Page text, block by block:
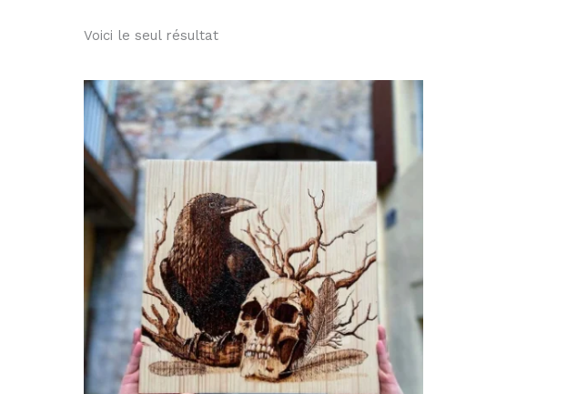
Voici le seul résultat